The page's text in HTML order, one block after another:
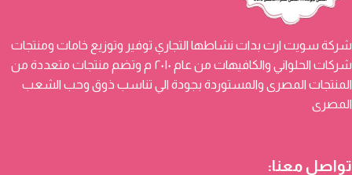
شركة سويت ارت بدات نشاطها التجاري توفير وتوزيع خامات ومنتجات
شركات الحلواني والكافيهات من عام ٢٠١٠ م وتضم منتجات متعددة من
المنتجات المصرى والمستوردة بجودة الي تناسب ذوق وحب الشعب
المصرى
تواصل معنا: